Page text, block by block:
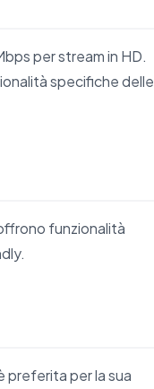
per stream in HD.
specifiche delle
funzionalità
preferita per la sua